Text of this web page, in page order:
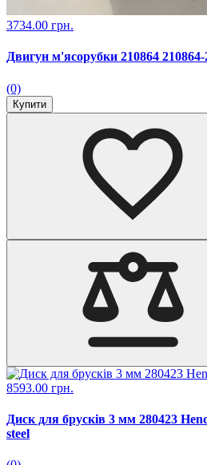
3734.00 грн.
Двигун м'ясорубки 210864 210864-
(0)
Купити
8593.00 грн.
Диск для брусків 3 мм 280423
steel